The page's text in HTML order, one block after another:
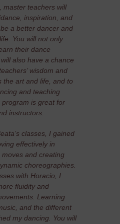
master teachers will
inspiration, and
a better dancer and
You will not only
their dance
also have a chance
wisdom and
the art and life, and to
and teaching
is great for
instructors.
classes, I gained
effectively in
and creating
choreographies.
with Horacio, I
fluidity and
Learning
and the different
my dancing. You will